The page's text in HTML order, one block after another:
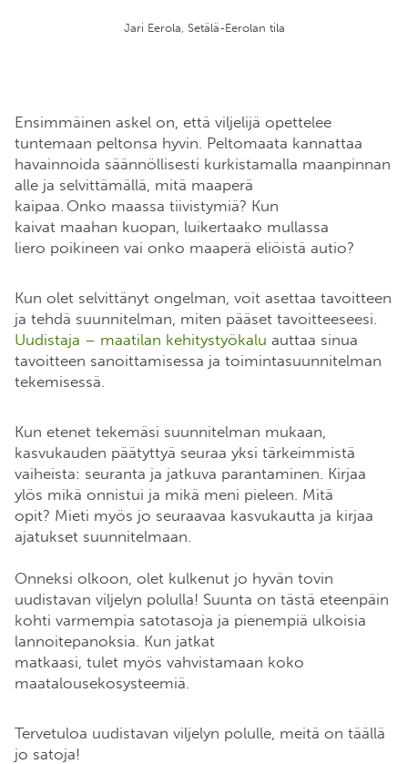
Jari Eerola, Setälä-Eerolan tila
Ensimmäinen askel on, että viljelijä opettelee
tuntemaan peltonsa hyvin. Peltomaata kannattaa
havainnoida säännöllisesti kurkistamalla maanpinnan
alle ja selvittämällä, mitä maaperä
kaipaa. Onko maassa tiivistymiä? Kun
kaivat maahan kuopan, luikertaako mullassa
liero poikineen vai onko maaperä eliöistä autio?
Kun olet selvittänyt ongelman, voit asettaa tavoitteen
ja tehdä suunnitelman, miten pääset tavoitteeseesi.
Uudistaja – maatilan kehitystyökalu auttaa sinua
tavoitteen sanoittamisessa ja toimintasuunnitelman
tekemisessä.
Kun etenet tekemäsi suunnitelman mukaan,
kasvukauden päätyttyä seuraa yksi tärkeimmistä
vaiheista: seuranta ja jatkuva parantaminen. Kirjaa
ylös mikä onnistui ja mikä meni pieleen. Mitä
opit? Mieti myös jo seuraavaa kasvukautta ja kirjaa
ajatukset suunnitelmaan.
Onneksi olkoon, olet kulkenut jo hyvän tovin
uudistavan viljelyn polulla! Suunta on tästä eteenpäin
kohti varmempia satotasoja ja pienempiä ulkoisia
lannoitepanoksia. Kun jatkat
matkaasi, tulet myös vahvistamaan koko
maatalousekosysteemiä.
Tervetuloa uudistavan viljelyn polulle, meitä on täällä
jo satoja!